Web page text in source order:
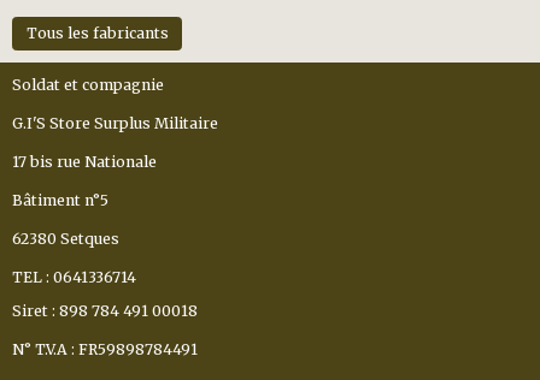
Tous les fabricants
Soldat et compagnie
G.I'S Store Surplus Militaire
17 bis rue Nationale
Bâtiment n°5
62380 Setques
TEL : 0641336714
Siret : 898 784 491 00018
N° T.V.A : FR59898784491